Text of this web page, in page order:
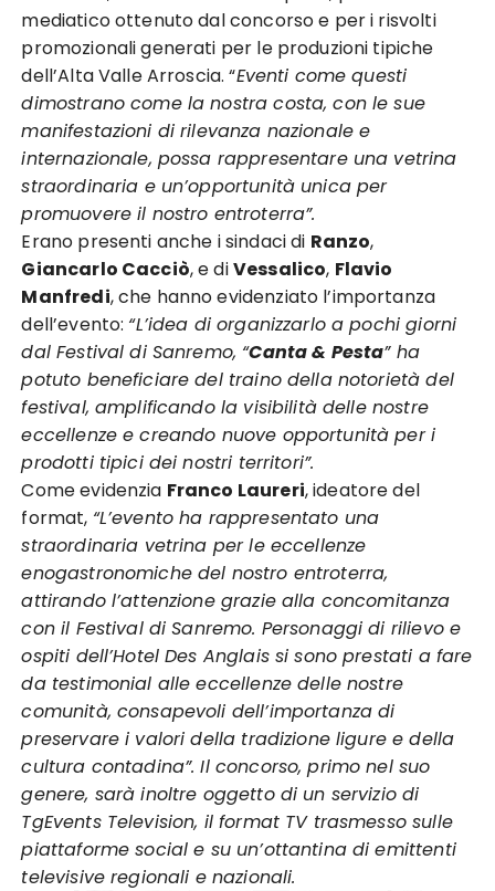
mediatico ottenuto dal concorso e per i risvolti
promozionali generati per le produzioni tipiche
dell’Alta Valle Arroscia. “Eventi come questi
dimostrano come la nostra costa, con le sue
manifestazioni di rilevanza nazionale e
internazionale, possa rappresentare una vetrina
straordinaria e un’opportunità unica per
promuovere il nostro entroterra”.
Erano presenti anche i sindaci di Ranzo,
Giancarlo Cacciò, e diVessalico, Flavio
Manfredi, che hanno evidenziato l’importanza
dell’evento: “L’idea di organizzarlo a pochi giorni
dal Festival di Sanremo, “Canta & Pesta” ha
potuto beneficiare del traino della notorietà del
festival, amplificando la visibilità delle nostre
eccellenze e creando nuove opportunità per i
prodotti tipici dei nostri territori”.
Come evidenzia Franco Laureri, ideatore del
format, “L’evento ha rappresentato una
straordinaria vetrina per le eccellenze
enogastronomiche del nostro entroterra,
attirando l’attenzione grazie alla concomitanza
con il Festival di Sanremo. Personaggi di rilievo e
ospiti dell’Hotel Des Anglais si sono prestati a fare
da testimonial alle eccellenze delle nostre
comunità, consapevoli dell’importanza di
preservare i valori della tradizione ligure e della
cultura contadina”. Il concorso, primo nel suo
genere, sarà inoltre oggetto di un servizio di
TgEvents Television, il format TV trasmesso sulle
piattaforme social e su un’ottantina di emittenti
televisive regionali e nazionali.